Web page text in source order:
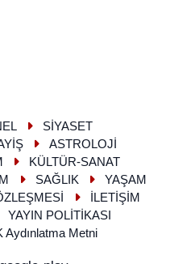
SİYASET
ASTROLOJİ
KÜLTÜR-SANAT
SAĞLIK
YAŞAM
İLETİŞİM
YAYIN POLİTİKASI
Aydınlatma Metni